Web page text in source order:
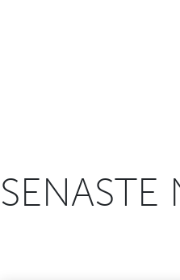
SENASTE